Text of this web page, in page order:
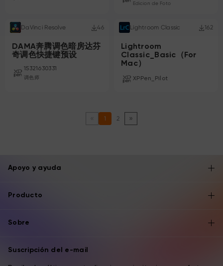
Edicion de Foto
DaVinci Resolve 46
DAMA奔腾调色暗房达芬
奇调色快捷键预设
15321630331
调色师
Lightroom Classic 162
Lightroom
Classic_Basic（For
Mac）
XPPen_Pilot
1 2
Apoyo y ayuda
Producto
Sobre
Suscripción del e-mail